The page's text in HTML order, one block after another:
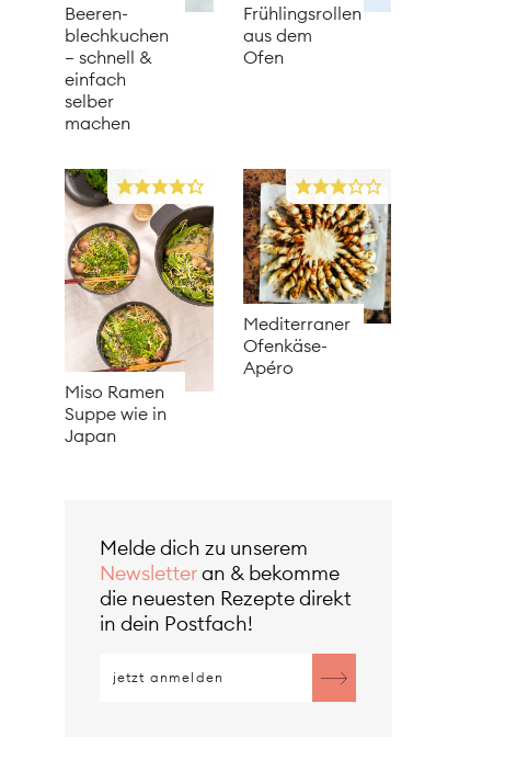
Beeren­
blechkuchen
– schnell &
einfach
selber
machen
Frühlingsrollen
aus dem
Ofen
Miso Ramen
Suppe wie in
Japan
Mediterraner
Ofenkäse-
Apéro
Melde dich zu unserem
Newsletteran & bekomme
die neuesten Rezepte direkt
in dein Postfach!